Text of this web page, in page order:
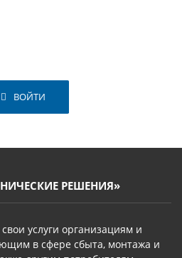
ВОЙТИ
РЕШЕНИЯ»
услуги организациям и
в сфере сбыта, монтажа и